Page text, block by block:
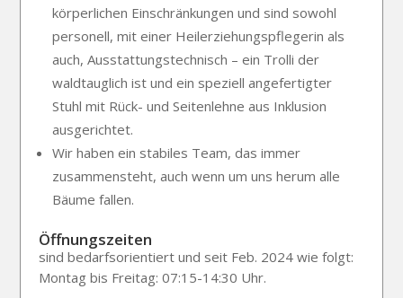
körperlichen Einschränkungen und sind sowohl
personell, mit einer Heilerziehungspflegerin als
auch, Ausstattungstechnisch – ein Trolli der
waldtauglich ist und ein speziell angefertigter
Stuhl mit Rück- und Seitenlehne aus Inklusion
ausgerichtet.
Wir haben ein stabiles Team, das immer
zusammensteht, auch wenn um uns herum alle
Bäume fallen.
Öffnungszeiten
sind bedarfsorientiert und seit Feb. 2024 wie folgt:
Montag bis Freitag: 07:15-14:30 Uhr.